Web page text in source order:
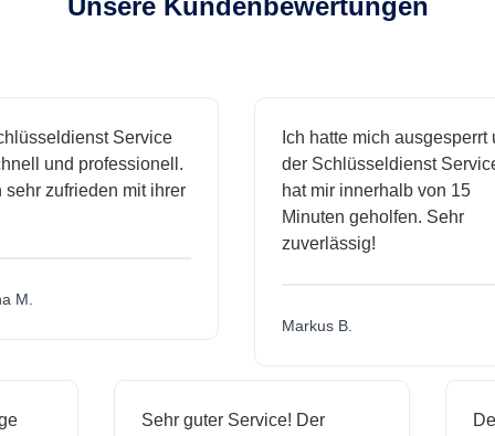
Unsere Kundenbewertungen
Service
und professionell.
zufrieden mit ihrer
Ich hatte mich ausgesperrt und
der Schlüsseldienst Service
hat mir innerhalb von 15
Minuten geholfen. Sehr
zuverlässig!
Markus B.
Sehr guter Service! Der